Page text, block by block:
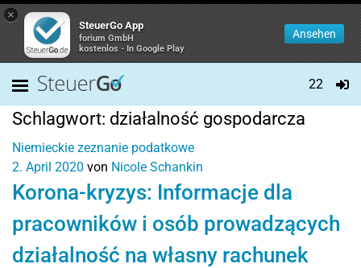
×
SteuerGo App
forium GmbH
kostenlos - In Google Play
Ansehen
22
Schlagwort: działalność gospodarcza
Niemieckie zeznanie podatkowe
2. April 2020 von Nicole Schankin
Korona-kryzys: Informacje dla
pracowników i osób prowadzących
działalność na własny rachunek